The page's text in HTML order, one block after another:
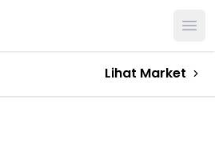
Lihat Market